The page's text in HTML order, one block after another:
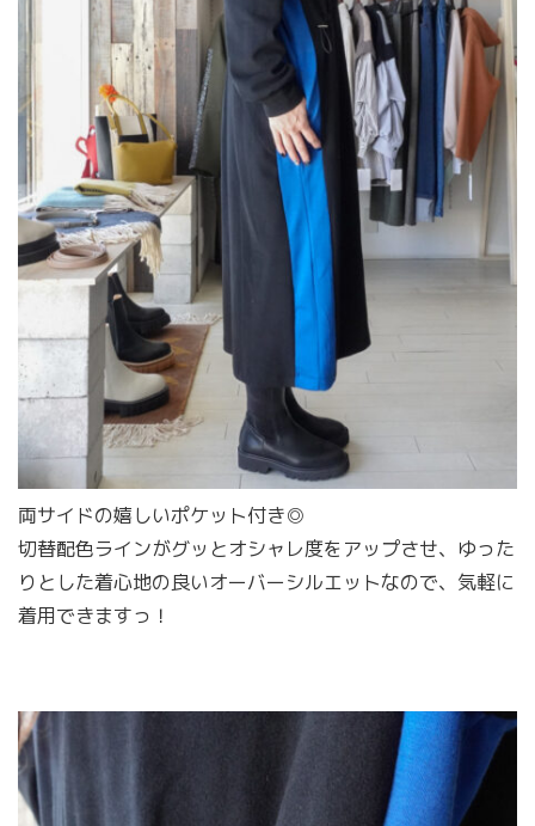
両サイドの嬉しいポケット付き◎
切替配色ラインがグッとオシャレ度をアップさせ、ゆった
りとした着心地の良いオーバーシルエットなので、気軽に
着用できますっ！